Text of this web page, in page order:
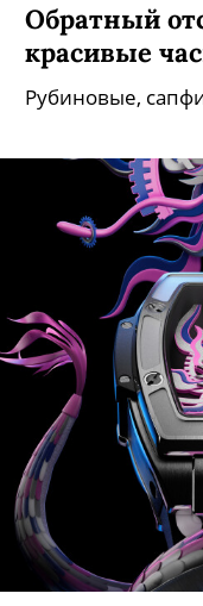
Обратный
красивые
Рубиновые,